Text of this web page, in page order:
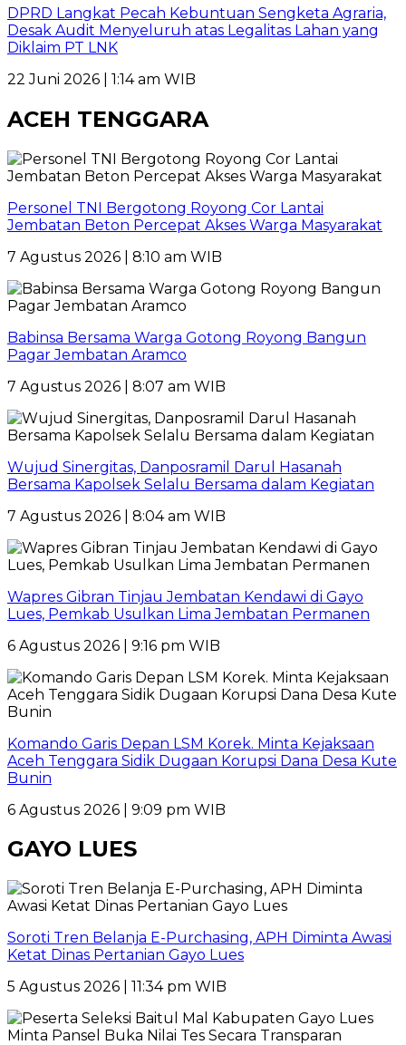
DPRD Langkat Pecah Kebuntuan Sengketa Agraria,
Desak Audit Menyeluruh atas Legalitas Lahan yang
Diklaim PT LNK
22 Juni 2026 | 1:14 am WIB
ACEH TENGGARA
Personel TNI Bergotong Royong Cor Lantai
Jembatan Beton Percepat Akses Warga Masyarakat
7 Agustus 2026 | 8:10 am WIB
Babinsa Bersama Warga Gotong Royong Bangun
Pagar Jembatan Aramco
7 Agustus 2026 | 8:07 am WIB
Wujud Sinergitas, Danposramil Darul Hasanah
Bersama Kapolsek Selalu Bersama dalam Kegiatan
7 Agustus 2026 | 8:04 am WIB
Wapres Gibran Tinjau Jembatan Kendawi di Gayo
Lues, Pemkab Usulkan Lima Jembatan Permanen
6 Agustus 2026 | 9:16 pm WIB
Komando Garis Depan LSM Korek. Minta Kejaksaan
Aceh Tenggara Sidik Dugaan Korupsi Dana Desa Kute
Bunin
6 Agustus 2026 | 9:09 pm WIB
GAYO LUES
Soroti Tren Belanja E-Purchasing, APH Diminta Awasi
Ketat Dinas Pertanian Gayo Lues
5 Agustus 2026 | 11:34 pm WIB